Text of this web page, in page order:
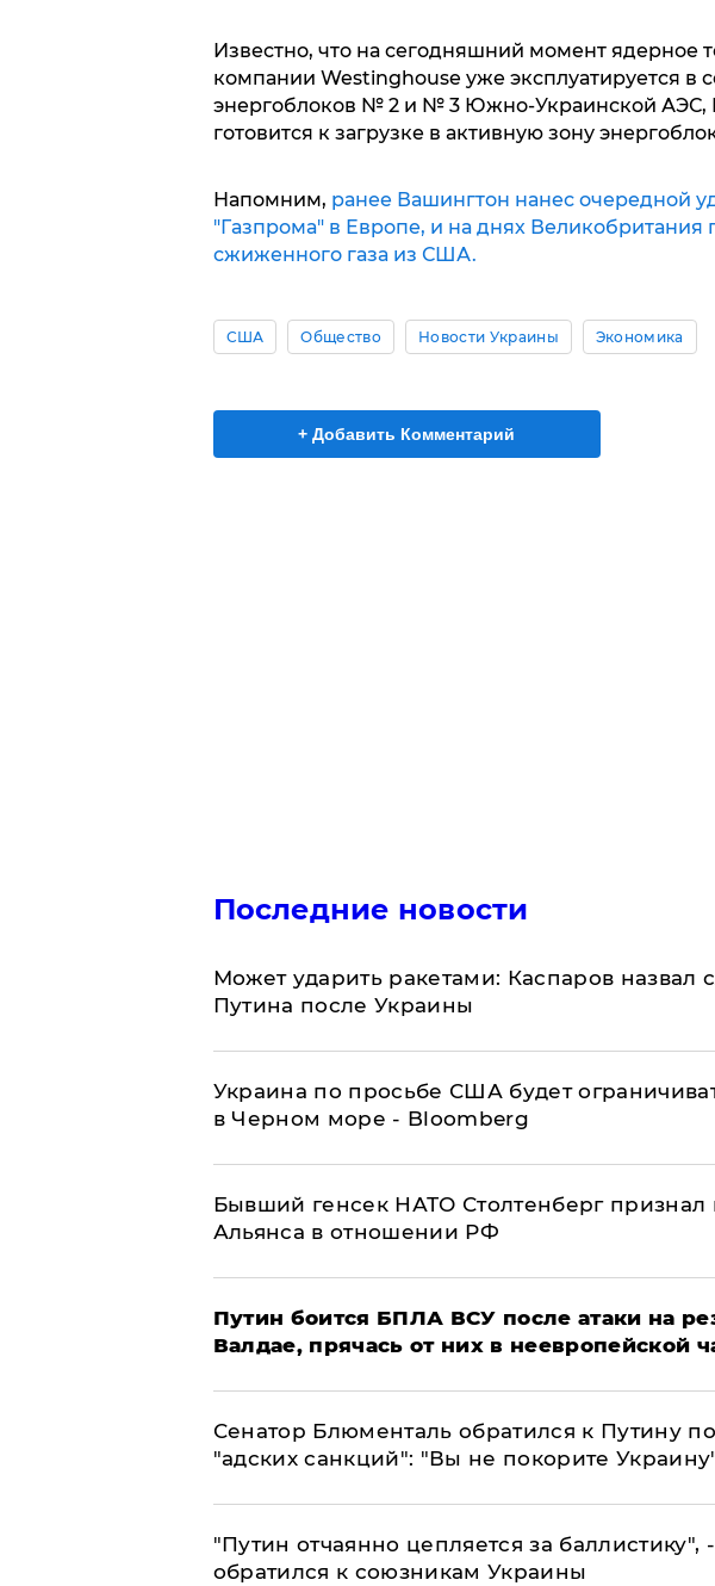
Известно, что на сегодняшний момент ядерное
компании Westinghouse уже эксплуатируется в
энергоблоков № 2 и № 3 Южно-Украинской АЭС,
готовится к загрузке в активную зону
Напомним, ранее Вашингтон нанес очередной
"Газпрома" в Европе, и на днях
сжиженного газа из США.
США Общество Новости Украины Экономика
+ Добавить Комментарий
Последние новости
Может ударить ракетами: Каспаров
Путина после Украины
Украина по просьбе США будет
в Черном море - Bloomberg
Бывший генсек НАТО Столтенберг
Альянса в отношении РФ
Путин боится БПЛА ВСУ после атаки на
Валдае, прячась от них в неевропейской
Сенатор Блюменталь обратился к Путину
"адских санкций": "Вы не покорите
"Путин отчаянно цепляется за баллистику",
обратился к союзникам Украины